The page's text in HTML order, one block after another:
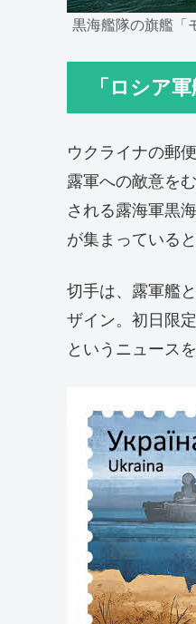
黒海艦隊の旗艦「
「ロシア
ウクライナの郵
露軍への敵意を
される露海軍黒
が集まっていると
切手は、露軍艦
ザイン。初日限
というニュース